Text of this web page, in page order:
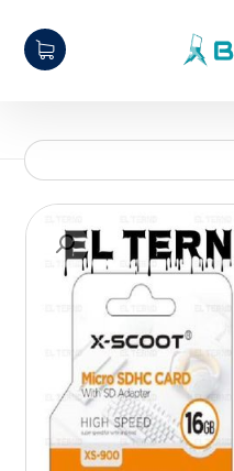
تكبير الصورة